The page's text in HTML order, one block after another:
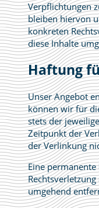
Verpflichtungen
bleiben hiervon
konkreten
diese Inhalte
Haftung
Unser Angebot
können wir für
stets der
Zeitpunkt der
der Verlinkung
Eine
umgehend